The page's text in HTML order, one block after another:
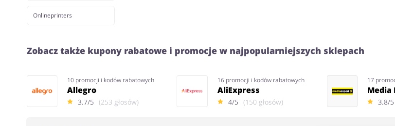
Onlineprinters
Zobacz także kupony rabatowe i promocje w najpopularniejszych sklepach
10 promocji i kodów rabatowych
Allegro
3.7/5 (253 głosów)
16 promocji i kodów rabatowych
AliExpress
4/5 (150 głosów)
17
Media
3.8/5